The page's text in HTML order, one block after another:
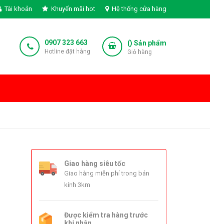
Tài khoản Khuyến mãi hot Hệ thống cửa hàng
0907 323 663
Hotline đặt hàng
() Sản phẩm
Giỏ hàng
Giao hàng siêu tốc
Giao hàng miễn phí trong bán
kính 3km
Được kiểm tra hàng trước